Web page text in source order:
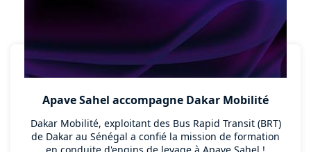
Apave Sahel accompagne Dakar Mobilité
Dakar Mobilité, exploitant des Bus Rapid Transit (BRT)
de Dakar au Sénégal a confié la mission de formation